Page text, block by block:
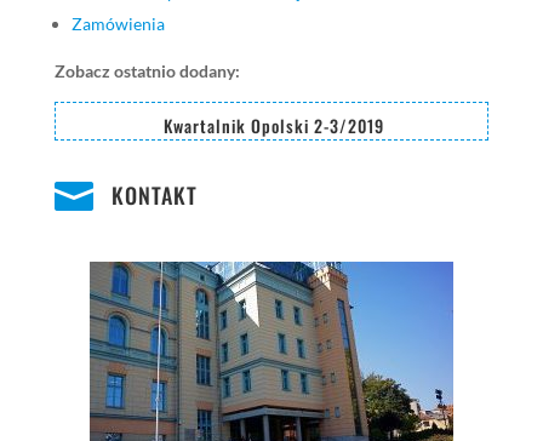
Zamówienia
Zobacz ostatnio dodany:
Kwartalnik Opolski 2-3/2019
 KONTAKT